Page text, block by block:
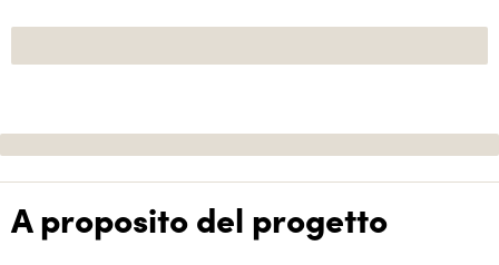
A proposito del progetto